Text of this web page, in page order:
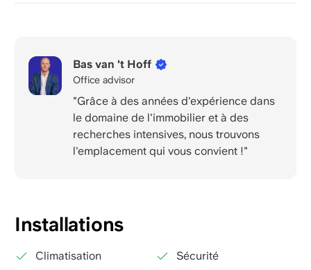
Bas van 't Hoff
Office advisor
"Grâce à des années d'expérience dans
le domaine de l'immobilier et à des
recherches intensives, nous trouvons
l'emplacement qui vous convient !"
Installations
Climatisation
Sécurité